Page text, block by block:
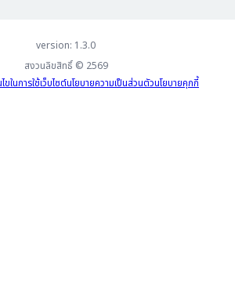
version: 1.3.0
สงวนลิขสิทธิ์ © 2569
ในการใช้เว็บไซต์นโยบายความเป็นส่วนตัวนโยบายคุกกี้